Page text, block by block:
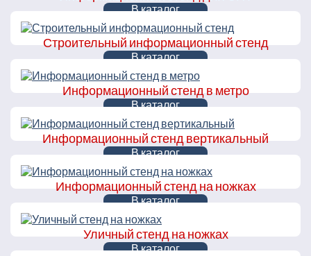
В каталог
Строительный информационный стенд
В каталог
Информационный стенд в метро
В каталог
Информационный стенд вертикальный
В каталог
Информационный стенд на ножках
В каталог
Уличный стенд на ножках
В каталог